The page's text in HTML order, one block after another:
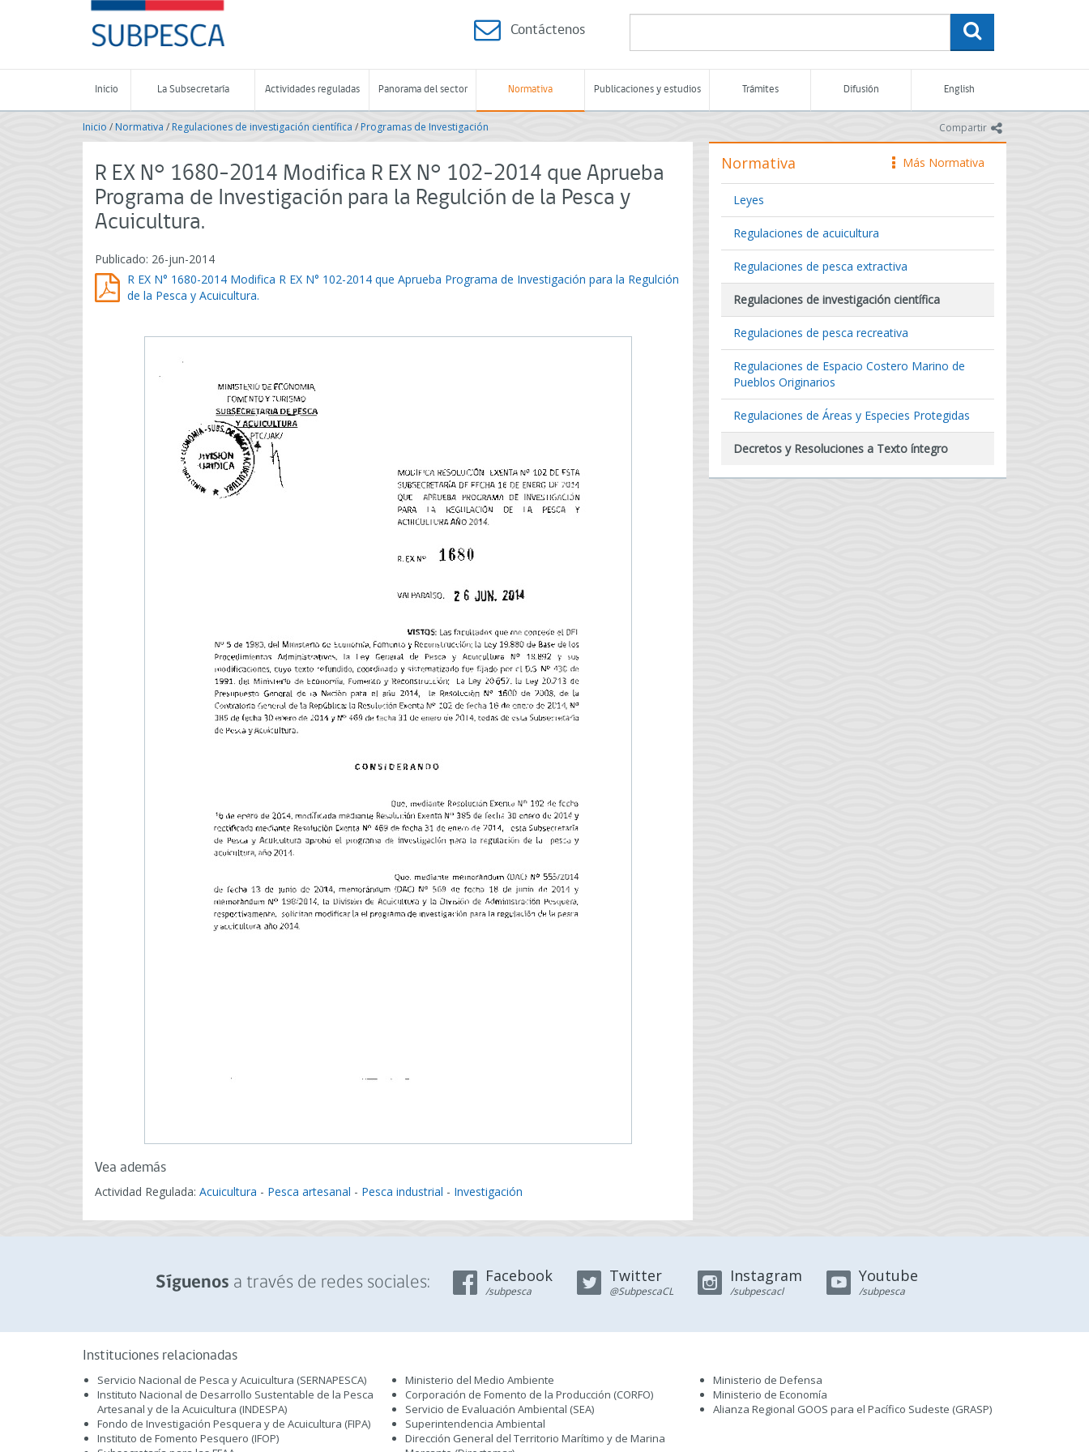
-
Subsecretaría
de
Pesca
Acuicultura
-
de
Chile
Contáctenos
Inicio La Subsecretaría Actividades reguladas Panorama del sector Normativa Publicaciones y estudios Trámites Difusión English
Compartir icono
Inicio /Normativa / Regulaciones de investigación científica /Programas de Investigación
R EX N° 1680-2014 Modifica R EX N° 102-2014 que Aprueba
Programa de Investigación para la Regulción de la Pesca y
Acuicultura.
Publicado: 26-jun-2014
R EX N° 1680-2014 Modifica R EX N° 102-2014 que Aprueba Programa de Investigación para la Regulción
de la Pesca y Acuicultura.
Vea además
Actividad Regulada: Acuicultura - Pesca artesanal - Pesca industrial - Investigación
icono
Más Normativa
Normativa
Leyes
Regulaciones de acuicultura
Regulaciones de pesca extractiva
Regulaciones de investigación científica
Regulaciones de pesca recreativa
Regulaciones de Espacio Costero Marino de
Pueblos Originarios
Regulaciones de Áreas y Especies Protegidas
Decretos y Resoluciones a Texto íntegro
Síguenos a través de redes sociales: Facebook
/subpesca
Twitter
@SubpescaCL
Instagram
/subpescacl
Youtube
/subpesca
Instituciones relacionadas
Servicio Nacional de Pesca y Acuicultura (SERNAPESCA)
Instituto Nacional de Desarrollo Sustentable de la Pesca
Artesanal y de la Acuicultura (INDESPA)
Fondo de Investigación Pesquera y de Acuicultura (FIPA)
Instituto de Fomento Pesquero (IFOP)
Ministerio del Medio Ambiente
Corporación de Fomento de la Producción (CORFO)
Servicio de Evaluación Ambiental (SEA)
Superintendencia Ambiental
Dirección General del Territorio Marítimo y de Marina
Ministerio de Defensa
Ministerio de Economía
Alianza Regional GOOS para el Pacífico Sudeste (GRASP)